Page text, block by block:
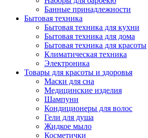
Банные принадлежности
Бытовая техника
Бытовая техника для кухни
Бытовая техника для дома
Бытовая техника для красоты
Климатическая техника
Электроника
Товары для красоты и здоровья
Маски для сна
Медицинские изделия
Шампуни
Кондиционеры для волос
Гели для душа
Жидкое мыло
Косметички